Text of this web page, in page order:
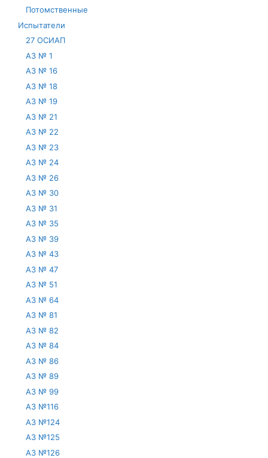
Потомственные
Испытатели
27 ОСИАП
АЗ № 1
АЗ № 16
АЗ № 18
АЗ № 19
АЗ № 21
АЗ № 22
АЗ № 23
АЗ № 24
АЗ № 26
АЗ № 30
АЗ № 31
АЗ № 35
АЗ № 39
АЗ № 43
АЗ № 47
АЗ № 51
АЗ № 64
АЗ № 81
АЗ № 82
АЗ № 84
АЗ № 86
АЗ № 89
АЗ № 99
АЗ №116
АЗ №124
АЗ №125
АЗ №126